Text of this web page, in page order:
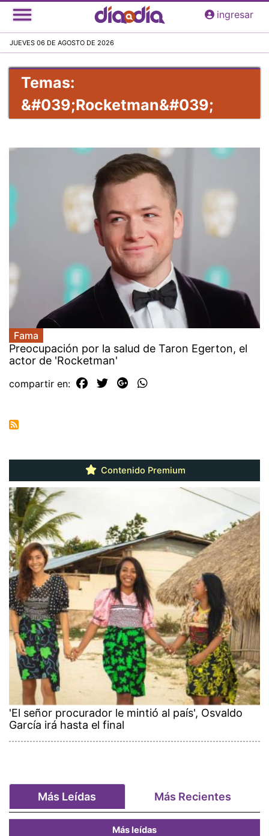
Pasar
al
principal
ingresar
JUEVES 06 DE AGOSTO DE 2026
Temas:
&#039;Rocketman&#039;
Fama
Preocupación por la salud de Taron Egerton, el
actor de 'Rocketman'
compartir en:
Contenido Premium
'El señor procurador le mintió al país', Osvaldo
García irá hasta el final
Más Leídas Más Recientes
Más leídas